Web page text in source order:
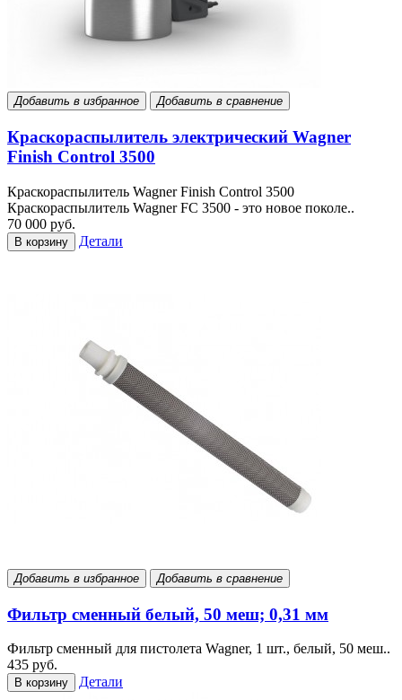
Добавить в избранное Добавить в сравнение
Краскораспылитель электрический Wagner
Finish Control 3500
Краскораспылитель Wagner Finish Control 3500
Краскораспылитель Wagner FC 3500 - это новое поколе..
70 000 руб.
В корзину Детали
Добавить в избранное Добавить в сравнение
Фильтр сменный белый, 50 меш; 0,31 мм
Фильтр сменный для пистолета Wagner, 1 шт., белый, 50 меш..
435 руб.
В корзину Детали